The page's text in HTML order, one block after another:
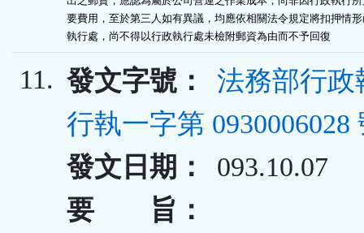
要費用，至於第三人如有異議，均應依相關法令規定將扣押情
執行處，尚不得以行政執行處未檢附郵資為由而不予回復
11. 發文字號：
法務部行政
行執一字第 0930006028
發文日期：
093.10.07
要 旨：